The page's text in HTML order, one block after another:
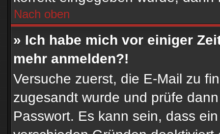
Nach oben
» Ich habe mich vor einiger
mehr anmelden?!
Versuche zuerst, die E-Mail zu
zugesandt wurde und prüfe
Passwort. Es kann sein, dass